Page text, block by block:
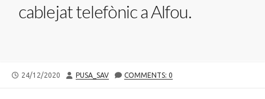
cablejat telefònic a Alfou.
PUBLISHED
24/12/2020 AUTHOR
PUSA_SAV COMMENTS: 0